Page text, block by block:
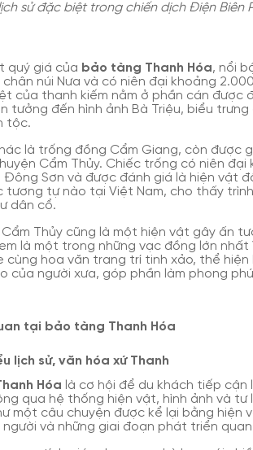
sử đặc biệt trong chiến dịch Điện Biên
quý giá của bảo tàng Thanh Hóa, nổi
chân núi Nưa và có niên đại khoảng
của thanh kiếm nằm ở phần cán được
tưởng đến hình ảnh Bà Triệu, biểu
tộc.
là trống đồng Cẩm Giang, còn được
Cẩm Thủy. Chiếc trống có niên
Sơn và được đánh giá là hiện vật
tương tự nào tại Việt Nam, cho thấy
dân cổ.
Thủy cũng là một hiện vật gây ấn
là một trong những vạc đồng lớn nhất
cùng hoa văn trang trí tinh xảo, thể
của người xưa, góp phần làm phong
tại bảo tàng Thanh Hóa
lịch sử, văn hóa xứ Thanh
Hóa là cơ hội để du khách tiếp cận
qua hệ thống hiện vật, hình ảnh và tư
một câu chuyện được kể lại bằng hiện
người và những giai đoạn phát triển